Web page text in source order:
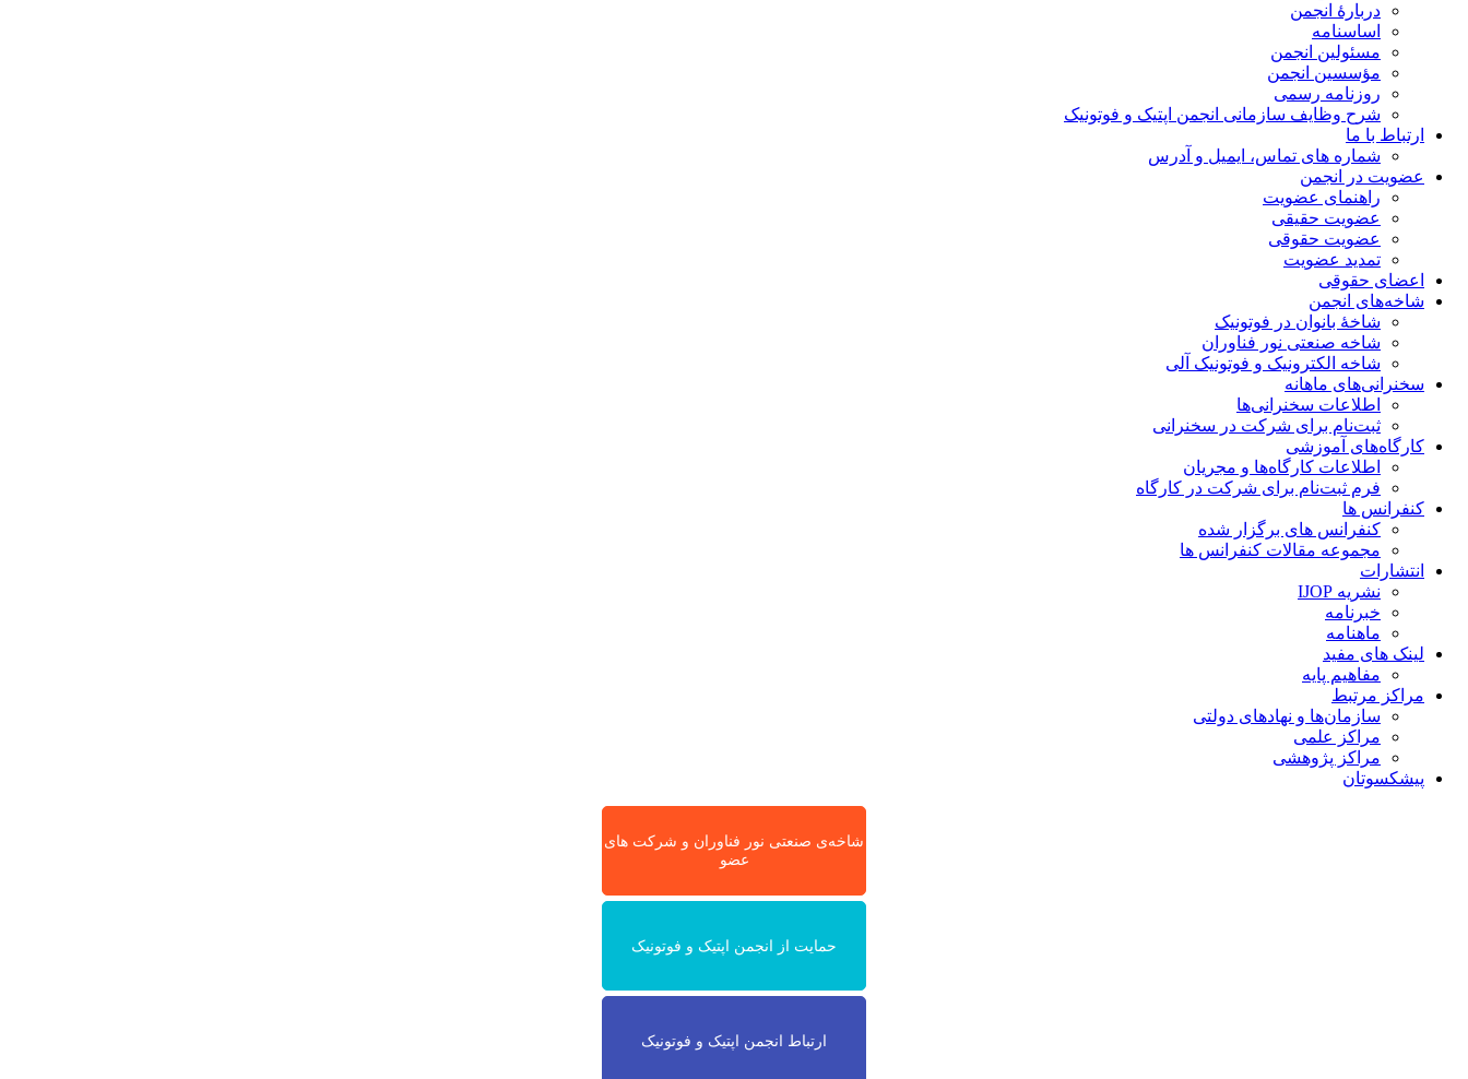
دربارۀ انجمن
اساسنامه
مسئولین انجمن
مؤسسین انجمن
روزنامه رسمی
شرح وظایف سازمانی انجمن اپتیک و فوتونیک
ارتباط با ما
شماره های تماس، ایمیل و آدرس
عضویت در انجمن
راهنمای عضویت
عضویت حقیقی
عضویت حقوقی
تمدید عضویت
اعضای حقوقی
شاخه‌های انجمن
شاخۀ بانوان در فوتونیک
شاخه صنعتی نور فناوران
شاخه‌ الکترونیک و فوتونیک آلی
سخنرانی‌های ماهانه
اطلاعات سخنرانی‌‌ها
ثبت‌نام برای شرکت در سخنرانی
کارگاه‌های آموزشی
اطلاعات کارگاه‌ها و مجریان
فرم ثبت‌نام برای شرکت در کارگاه
کنفرانس ها
کنفرانس های برگزار شده
مجموعه مقالات کنفرانس ها
انتشارات
نشریه IJOP
خبرنامه
ماهنامه
لینک های مفید
مفاهیم پایه
مراکز مرتبط
سازمان‌ها و نهادهای دولتی
مراکز علمی
مراکز پژوهشی
پیشکسوتان
شاخه‌ی صنعتی نور فناوران و شرکت های
عضو
حمایت از انجمن اپتیک و فوتونیک
ارتباط انجمن اپتیک و فوتونیک